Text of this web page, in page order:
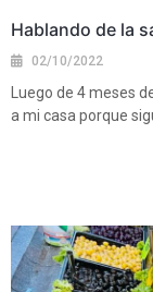
Hablando de la
02/10/2022
Luego de 4 meses
a mi casa porque